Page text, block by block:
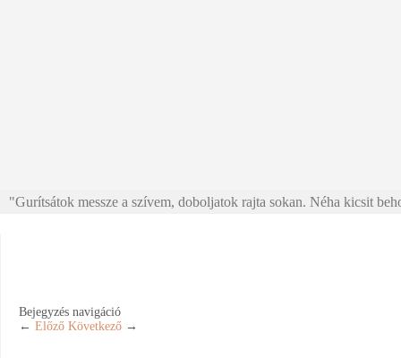
"Gurítsátok messze a szívem, doboljatok rajta sokan. Néha kicsit
Bejegyzés navigáció
← Előző Következő →